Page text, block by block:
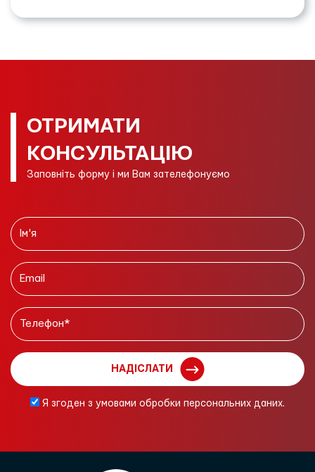
ОТРИМАТИ
КОНСУЛЬТАЦІЮ
Заповніть форму і ми Вам зателефонуємо
НАДІСЛАТИ
Я згоден з умовами обробки персональних даних.